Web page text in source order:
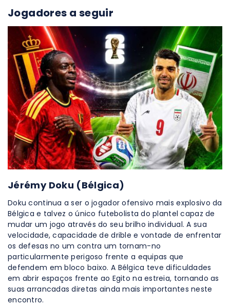
Jogadores a seguir
Jérémy Doku (Bélgica)
Doku continua a ser o jogador ofensivo mais explosivo da
Bélgica e talvez o único futebolista do plantel capaz de
mudar um jogo através do seu brilho individual. A sua
velocidade, capacidade de drible e vontade de enfrentar
os defesas no um contra um tornam-no
particularmente perigoso frente a equipas que
defendem em bloco baixo. A Bélgica teve dificuldades
em abrir espaços frente ao Egito na estreia, tornando as
suas arrancadas diretas ainda mais importantes neste
encontro.